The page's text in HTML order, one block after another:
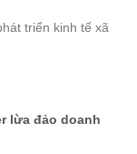
triển kinh tế xã
lừa đảo doanh